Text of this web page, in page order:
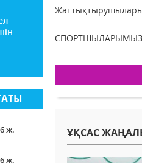
ж.
ж.
ҰҚСАС